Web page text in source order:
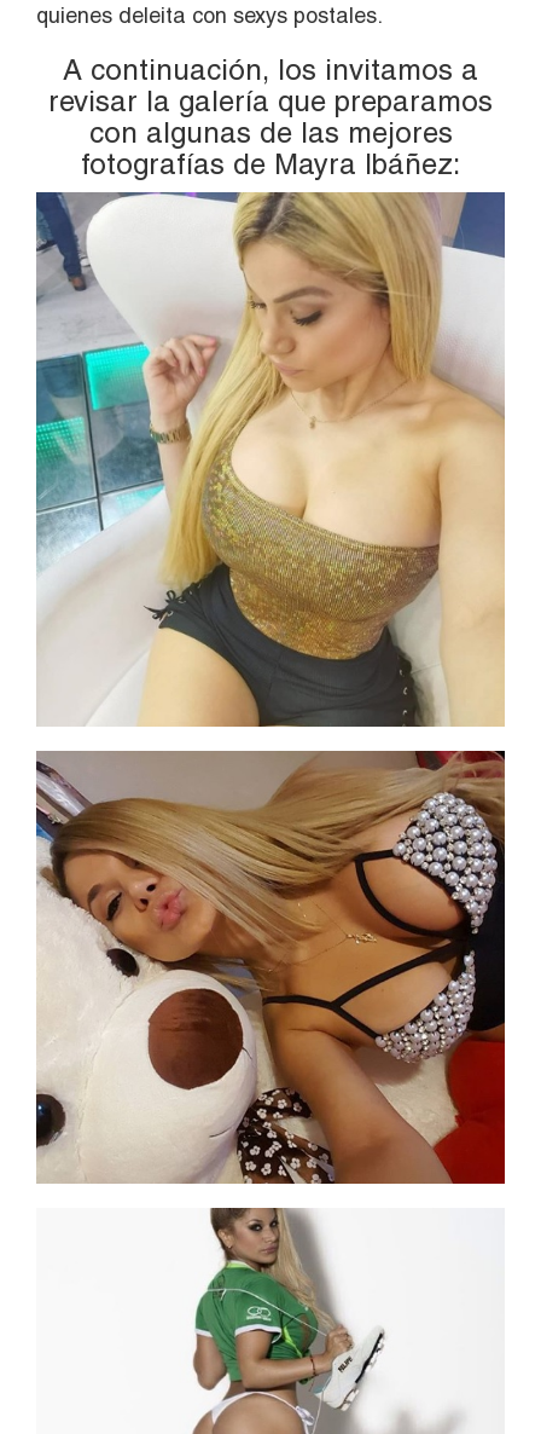
quienes deleita con sexys postales.
A continuación, los invitamos a
revisar la galería que preparamos
con algunas de las mejores
fotografías de Mayra Ibáñez: